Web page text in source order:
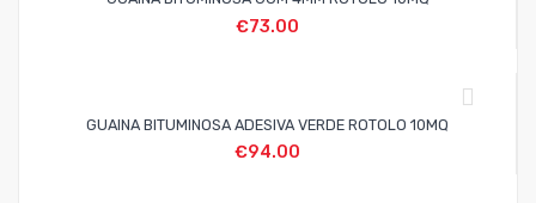
€73.00
GUAINA BITUMINOSA ADESIVA VERDE ROTOLO 10MQ
€94.00